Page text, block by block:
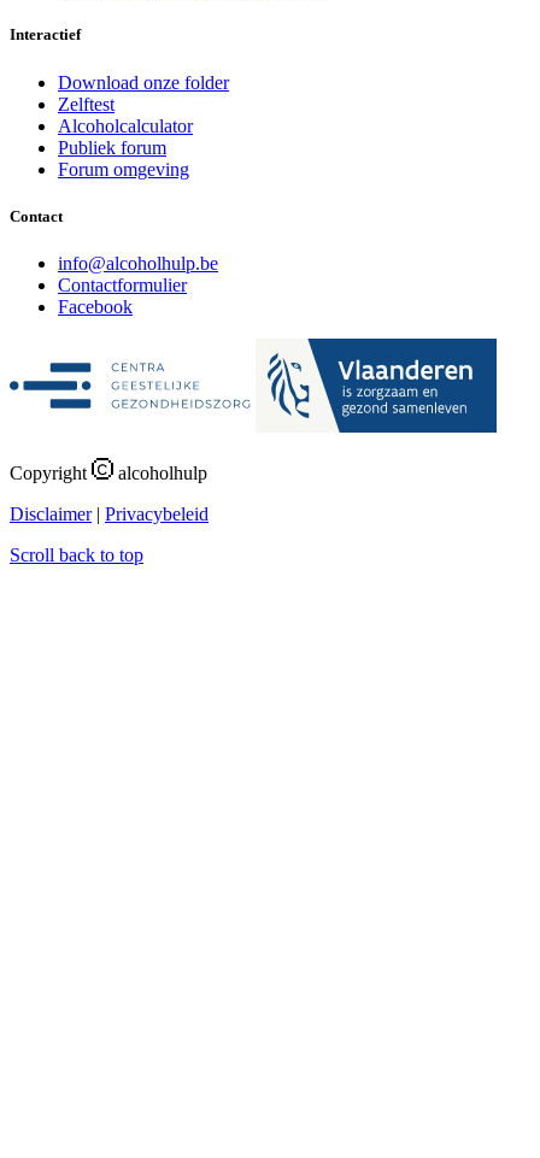
Interactief
Download onze folder
Zelftest
Alcoholcalculator
Publiek forum
Forum omgeving
Contact
info@alcoholhulp.be
Contactformulier
Facebook
Copyright
alcoholhulp
Disclaimer| Privacybeleid
Scroll back to top